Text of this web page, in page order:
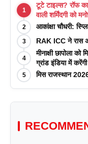
1
टूटे टाइल्स? रॉफ
वाली शर्मिंदगी को
2 आकांक्षा चौधरी:
3 RAK ICC ने रास
4
मीनाक्षी छापोला
ग्रांड इंडिया में
5 मिस राजस्थान